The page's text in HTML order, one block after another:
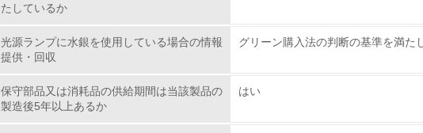
9.
10. <L2> 資源とエネルギーの使用量の把握をし、具体的な削減目標や
環境配慮型製品・サービスの製
たしているか
光源ランプに水銀を使用している場合の情報
提供・回収
グリーン購入法の判断の基準を満た
保守部品又は消耗品の供給期間は当該製品の
製造後5年以上あるか
はい